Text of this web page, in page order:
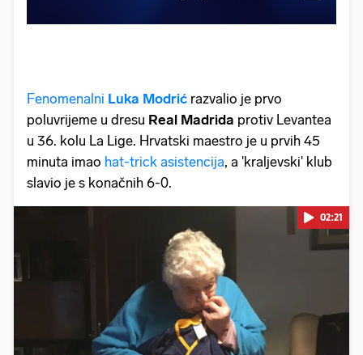
Fenomenalni Luka Modrić razvalio je prvo
poluvrijeme u dresu Real Madrida protiv Levantea
u 36. kolu La Lige. Hrvatski maestro je u prvih 45
minuta imao hat-trick asistencija, a 'kraljevski' klub
slavio je s konačnih 6-0.
Pokretanje videa...
02:21